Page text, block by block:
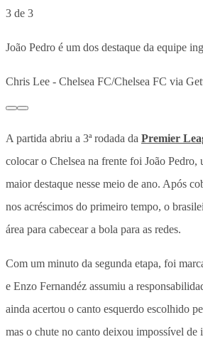
3 de 3
João Pedro é um dos destaque da equipe
Chris Lee - Chelsea FC/Chelsea FC via
A partida abriu a 3ª rodada da Premier
colocar o Chelsea na frente foi João Pedro,
maior destaque nesse meio de ano. Após
nos acréscimos do primeiro tempo, o
área para cabecear a bola para as redes.
Com um minuto da segunda etapa, foi
e Enzo Fernandéz assumiu a
ainda acertou o canto esquerdo escolhido
mas o chute no canto deixou impossível de